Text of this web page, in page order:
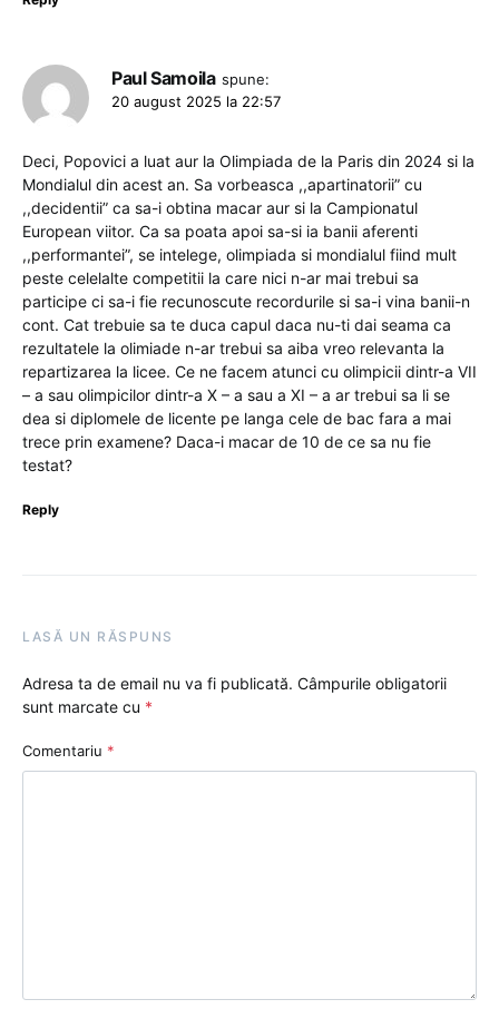
Paul Samoila spune:
20 august 2025 la 22:57
Deci, Popovici a luat aur la Olimpiada de la Paris din 2024 si la
Mondialul din acest an. Sa vorbeasca ,,apartinatorii” cu
,,decidentii” ca sa-i obtina macar aur si la Campionatul
European viitor. Ca sa poata apoi sa-si ia banii aferenti
,,performantei”, se intelege, olimpiada si mondialul fiind mult
peste celelalte competitii la care nici n-ar mai trebui sa
participe ci sa-i fie recunoscute recordurile si sa-i vina banii-n
cont. Cat trebuie sa te duca capul daca nu-ti dai seama ca
rezultatele la olimiade n-ar trebui sa aiba vreo relevanta la
repartizarea la licee. Ce ne facem atunci cu olimpicii dintr-a VII
– a sau olimpicilor dintr-a X – a sau a XI – a ar trebui sa li se
dea si diplomele de licente pe langa cele de bac fara a mai
trece prin examene? Daca-i macar de 10 de ce sa nu fie
testat?
Reply
LASĂ UN RĂSPUNS
Adresa ta de email nu va fi publicată. Câmpurile obligatorii
sunt marcate cu *
Comentariu *